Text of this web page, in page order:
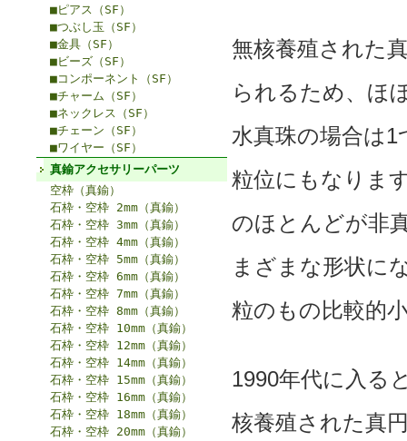
■ピアス（SF）
■つぶし玉（SF）
■金具（SF）
■ビーズ（SF）
■コンポーネント（SF）
■チャーム（SF）
■ネックレス（SF）
■チェーン（SF）
■ワイヤー（SF）
真鍮アクセサリーパーツ
空枠（真鍮）
石枠・空枠 2mm（真鍮）
石枠・空枠 3mm（真鍮）
石枠・空枠 4mm（真鍮）
石枠・空枠 5mm（真鍮）
石枠・空枠 6mm（真鍮）
石枠・空枠 7mm（真鍮）
石枠・空枠 8mm（真鍮）
石枠・空枠 10mm（真鍮）
石枠・空枠 12mm（真鍮）
石枠・空枠 14mm（真鍮）
石枠・空枠 15mm（真鍮）
石枠・空枠 16mm（真鍮）
石枠・空枠 18mm（真鍮）
石枠・空枠 20mm（真鍮）
無核養殖された
られるため、ほ
水真珠の場合は
粒位にもなりま
のほとんどが非
まざまな形状に
粒のもの比較的
1990年代に入る
核養殖された真